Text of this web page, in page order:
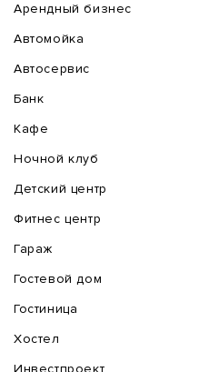
Арендный бизнес
Автомойка
Автосервис
Банк
Кафе
Ночной клуб
Детский центр
Фитнес центр
Гараж
Гостевой дом
Гостиница
Хостел
Инвестпроект